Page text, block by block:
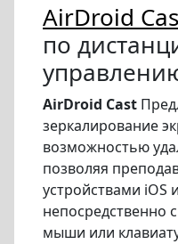
AirDroid
по
AirDroid Cast
зеркалирование
возможностью
позволяя
устройствами iOS
мыши или